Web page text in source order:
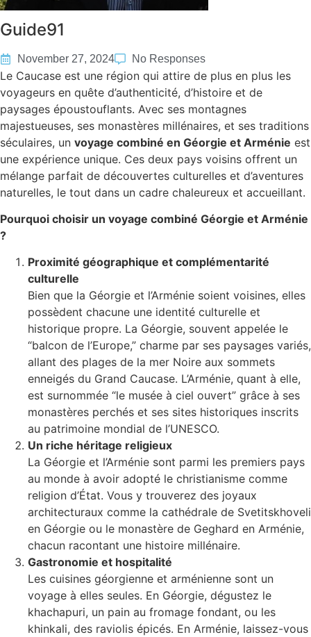
Guide91
November 27, 2024 No Responses
Le Caucase est une région qui attire de plus en plus les
voyageurs en quête d’authenticité, d’histoire et de
paysages époustouflants. Avec ses montagnes
majestueuses, ses monastères millénaires, et ses traditions
séculaires, un voyage combiné en Géorgie et Arménie est
une expérience unique. Ces deux pays voisins offrent un
mélange parfait de découvertes culturelles et d’aventures
naturelles, le tout dans un cadre chaleureux et accueillant.
Pourquoi choisir un voyage combiné Géorgie et Arménie
?
Proximité géographique et complémentarité
culturelle
Bien que la Géorgie et l’Arménie soient voisines, elles
possèdent chacune une identité culturelle et
historique propre. La Géorgie, souvent appelée le
“balcon de l’Europe,” charme par ses paysages variés,
allant des plages de la mer Noire aux sommets
enneigés du Grand Caucase. L’Arménie, quant à elle,
est surnommée “le musée à ciel ouvert” grâce à ses
monastères perchés et ses sites historiques inscrits
au patrimoine mondial de l’UNESCO.
Un riche héritage religieux
La Géorgie et l’Arménie sont parmi les premiers pays
au monde à avoir adopté le christianisme comme
religion d’État. Vous y trouverez des joyaux
architecturaux comme la cathédrale de Svetitskhoveli
en Géorgie ou le monastère de Geghard en Arménie,
chacun racontant une histoire millénaire.
Gastronomie et hospitalité
Les cuisines géorgienne et arménienne sont un
voyage à elles seules. En Géorgie, dégustez le
khachapuri, un pain au fromage fondant, ou les
khinkali, des raviolis épicés. En Arménie, laissez-vous